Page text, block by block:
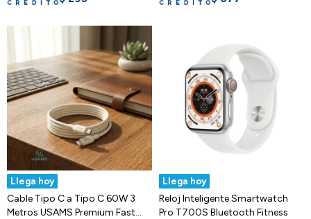
Llega hoy
Cable Tipo C a Tipo C 60W 3
Metros USAMS Premium Fast
Llega hoy
Reloj Inteligente Smartwatch
Pro T700S Bluetooth Fitness